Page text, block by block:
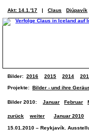
Akt: 14.1.'17 | Claus Djúpavík
Bilder: 2016 2015 2014
Projekte: Bilder - und ihre
Bilder 2010: Januar Februar
zurück weiter Januar 2010
15.01.2010 – Reykjavík.